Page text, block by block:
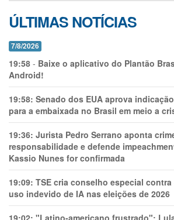
ÚLTIMAS NOTÍCIAS
7/8/2026
19:58 - Baixe o aplicativo do Plantão
Android!
19:58: Senado dos EUA aprova
para a embaixada no Brasil em meio a
19:36: Jurista Pedro Serrano aponta
responsabilidade e defende
Kassio Nunes for confirmada
19:09: TSE cria conselho especial
uso indevido de IA nas eleições de 2026